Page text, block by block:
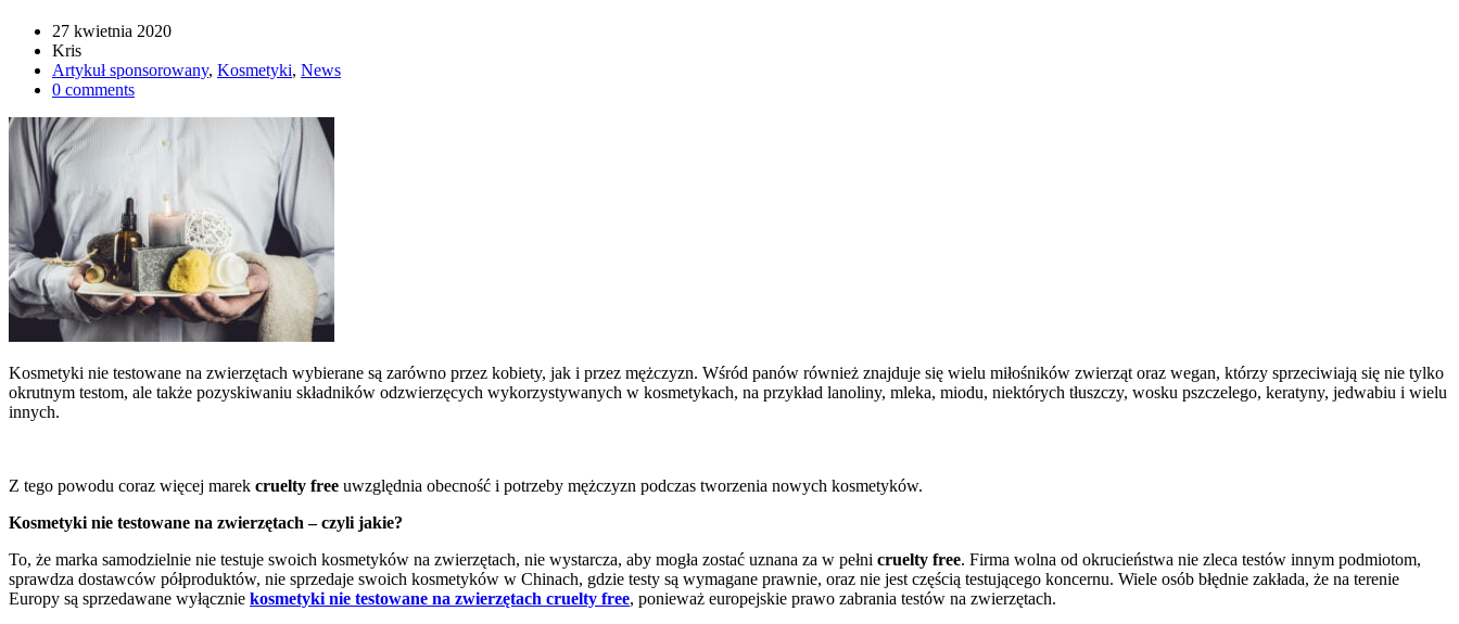
27 kwietnia 2020
Kris
Artykuł sponsorowany, Kosmetyki, News
0 comments
Kosmetyki nie testowane na zwierzętach wybierane są zarówno przez kobiety, jak i przez mężczyzn. Wśród panów również znajduje się wielu miłośników zwierząt oraz wegan, którzy sprzeciwiają się nie tylko
okrutnym testom, ale także pozyskiwaniu składników odzwierzęcych wykorzystywanych w kosmetykach, na przykład lanoliny, mleka, miodu, niektórych tłuszczy, wosku pszczelego, keratyny, jedwabiu i wielu
innych.
Z tego powodu coraz więcej marek cruelty free uwzględnia obecność i potrzeby mężczyzn podczas tworzenia nowych kosmetyków.
Kosmetyki nie testowane na zwierzętach – czyli jakie?
To, że marka samodzielnie nie testuje swoich kosmetyków na zwierzętach, nie wystarcza, aby mogła zostać uznana za w pełni cruelty free. Firma wolna od okrucieństwa nie zleca testów innym podmiotom,
sprawdza dostawców półproduktów, nie sprzedaje swoich kosmetyków w Chinach, gdzie testy są wymagane prawnie, oraz nie jest częścią testującego koncernu. Wiele osób błędnie zakłada, że na terenie
Europy są sprzedawane wyłącznie kosmetyki nie testowane na zwierzętach cruelty free, ponieważ europejskie prawo zabrania testów na zwierzętach.